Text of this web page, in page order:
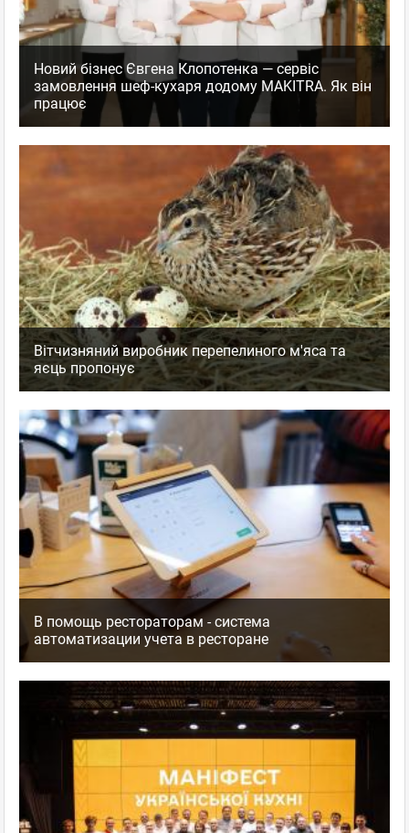
Новий бізнес Євгена Клопотенка — сервіс
замовлення шеф-кухаря додому MAKITRA. Як він
працює
Вітчизняний виробник перепелиного м'яса та
яєць пропонує
В помощь рестораторам - система
автоматизации учета в ресторане